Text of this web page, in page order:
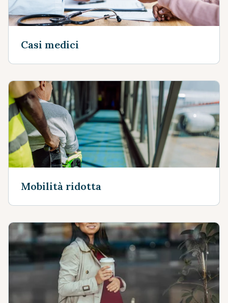
Casi medici
Mobilità ridotta